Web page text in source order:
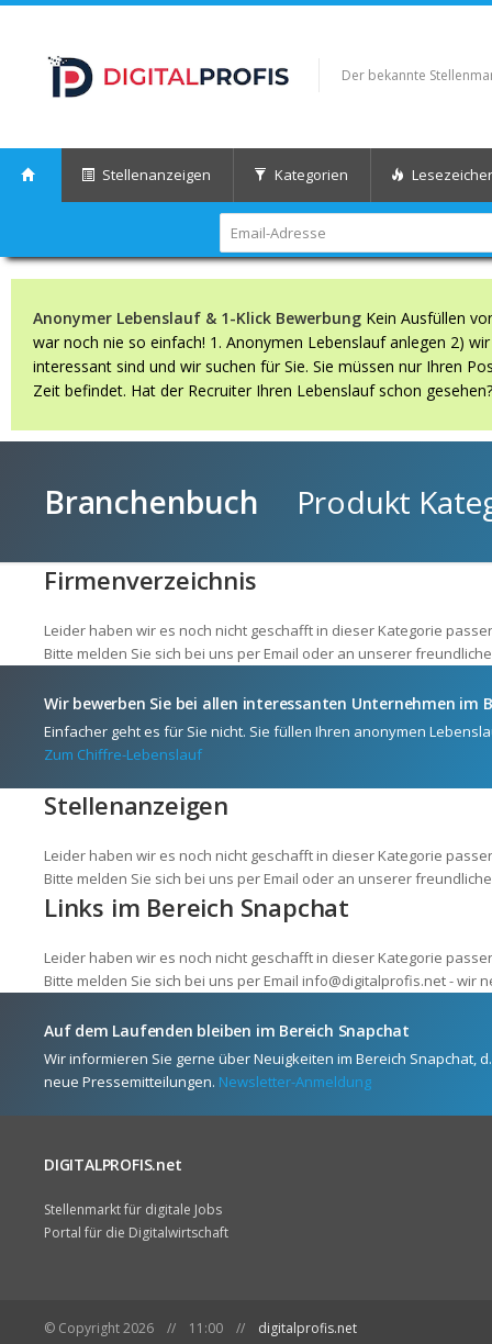
Der bekannte
Stellenanzeigen Kategorien
Anonymer Lebenslauf & 1-Klick Bewerbung Kein Ausfüllen
war noch nie so einfach! 1. Anonymen Lebenslauf anlegen 2)
interessant sind und wir suchen für Sie. Sie müssen nur Ihren
Zeit befindet. Hat der Recruiter Ihren Lebenslauf schon
Branchenbuch Produkt
Firmenverzeichnis
Leider haben wir es noch nicht geschafft in dieser Kategorie
Bitte melden Sie sich bei uns per Email oder an unserer
Wir bewerben Sie bei allen interessanten Unternehmen im
Einfacher geht es für Sie nicht. Sie füllen Ihren anonymen
Zum Chiffre-Lebenslauf
Stellenanzeigen
Leider haben wir es noch nicht geschafft in dieser Kategorie
Bitte melden Sie sich bei uns per Email oder an unserer
Links im Bereich Snapchat
Leider haben wir es noch nicht geschafft in dieser Kategorie
Bitte melden Sie sich bei uns per Email info@digitalprofis.net - wir
Auf dem Laufenden bleiben im Bereich Snapchat
Wir informieren Sie gerne über Neuigkeiten im Bereich Snapchat,
neue Pressemitteilungen. Newsletter-Anmeldung
DIGITALPROFIS.net
Stellenmarkt für digitale Jobs
Portal für die Digitalwirtschaft
© Copyright 2026 // 11:00 // digitalprofis.net